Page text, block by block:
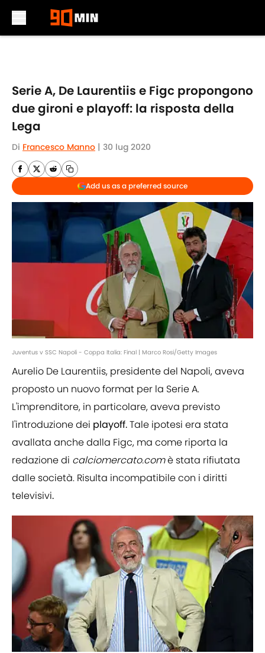
Serie A, De Laurentiis e Figc propongono
due gironi e playoff: la risposta della
Lega
Di Francesco Manno | 30 lug 2020
Add us as a preferred source
Juventus v SSC Napoli - Coppa Italia: Final | Marco Rosi/Getty Images
Aurelio De Laurentiis, presidente del Napoli, aveva
proposto un nuovo format per la Serie A.
L'imprenditore, in particolare, aveva previsto
l'introduzione dei playoff.Tale ipotesi era stata
avallata anche dalla Figc, ma come riporta la
redazione di calciomercato.comè stata rifiutata
dalle società. Risulta incompatibile con i diritti
televisivi.